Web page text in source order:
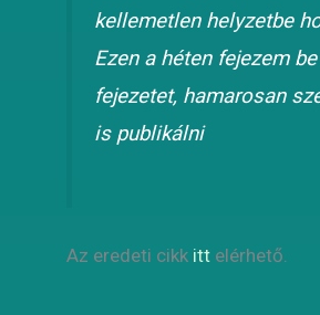
kellemetlen helyzetbe
Ezen a héten fejezem
fejezetet, hamarosan
is publikálni
Az eredeti cikk itt elérhető.